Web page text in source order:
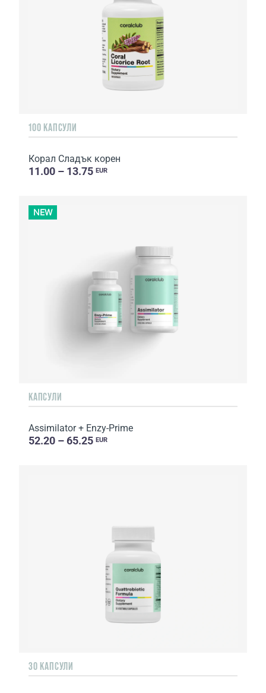
100 КАПСУЛИ
Корал Сладък корен
11.00 – 13.75 EUR
NEW
КАПСУЛИ
Assimilator + Enzy-Prime
52.20 – 65.25 EUR
30 КАПСУЛИ